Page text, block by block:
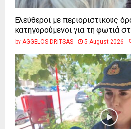
Ελεύθεροι με περιοριστικούς
κατηγορούμενοι για τη φωτιά
by AGGELOS DRITSAS 5 August 2026